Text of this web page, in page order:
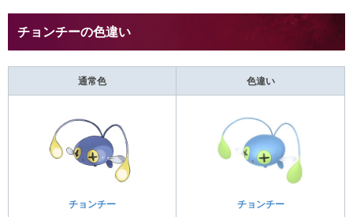
チョンチーの色違い
通常色 色違い
チョンチー チョンチー